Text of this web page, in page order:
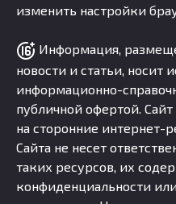
изменить настройки
Информация,
новости и статьи, носит
информационно-
публичной офертой.
на сторонние интернет-
Сайта не несет
таких ресурсов, их
конфиденциальности